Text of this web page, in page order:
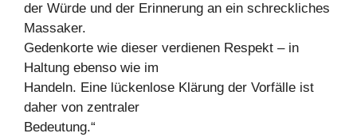
der Würde und der Erinnerung an ein schreckliches
Massaker.
Gedenkorte wie dieser verdienen Respekt – in
Haltung ebenso wie im
Handeln. Eine lückenlose Klärung der Vorfälle ist
daher von zentraler
Bedeutung.“